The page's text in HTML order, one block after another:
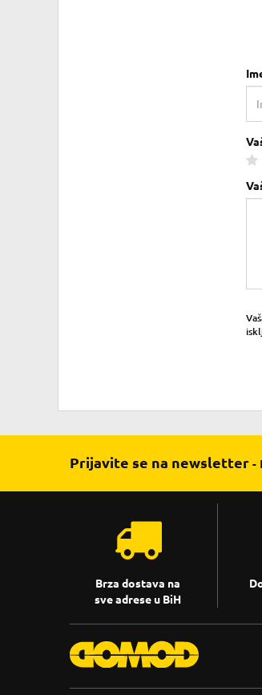
Prijavite se na newsletter -
Brza dostava na
sve adrese u BiH